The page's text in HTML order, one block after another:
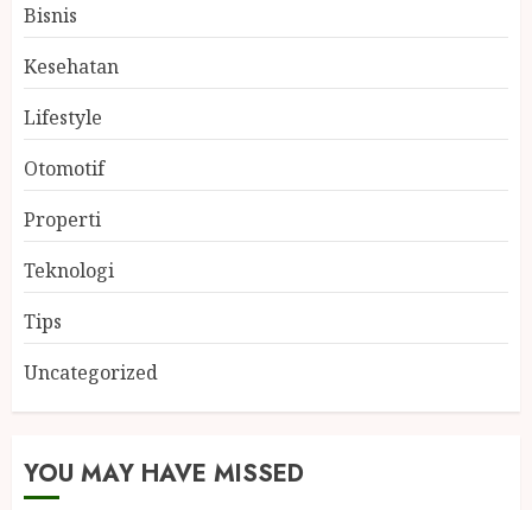
Bisnis
Kesehatan
Lifestyle
Otomotif
Properti
Teknologi
Tips
Uncategorized
YOU MAY HAVE MISSED